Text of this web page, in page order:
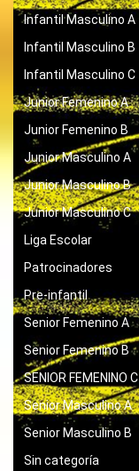
Infantil Masculino A
Infantil Masculino B
Infantil Masculino C
Junior Femenino A
Junior Femenino B
Junior Masculino A
Junior Masculino B
Junior Masculino C
Liga Escolar
Patrocinadores
Pre-infantil
Senior Femenino A
Senior Femenino B
SENIOR FEMENINO C
Senior Masculino A
Senior Masculino B
Sin categoría